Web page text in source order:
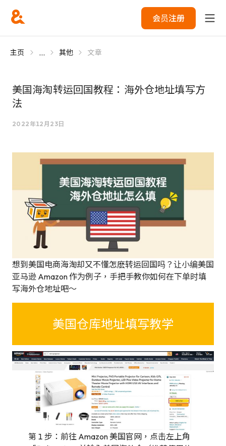
会员注册
主页 ... 其他 文章
美国海淘转运回国教程：海外仓地址填写方
法
2022年12月23日
想到美国电商海淘却又不懂怎麽转运回国吗？让小编美国
亚马逊 Amazon 作为例子，手把手教你如何在下单时填
写海外仓地址吧～
美国仓库地址填写教学
第 1 步：前往 Amazon 美国官网，点击左上角